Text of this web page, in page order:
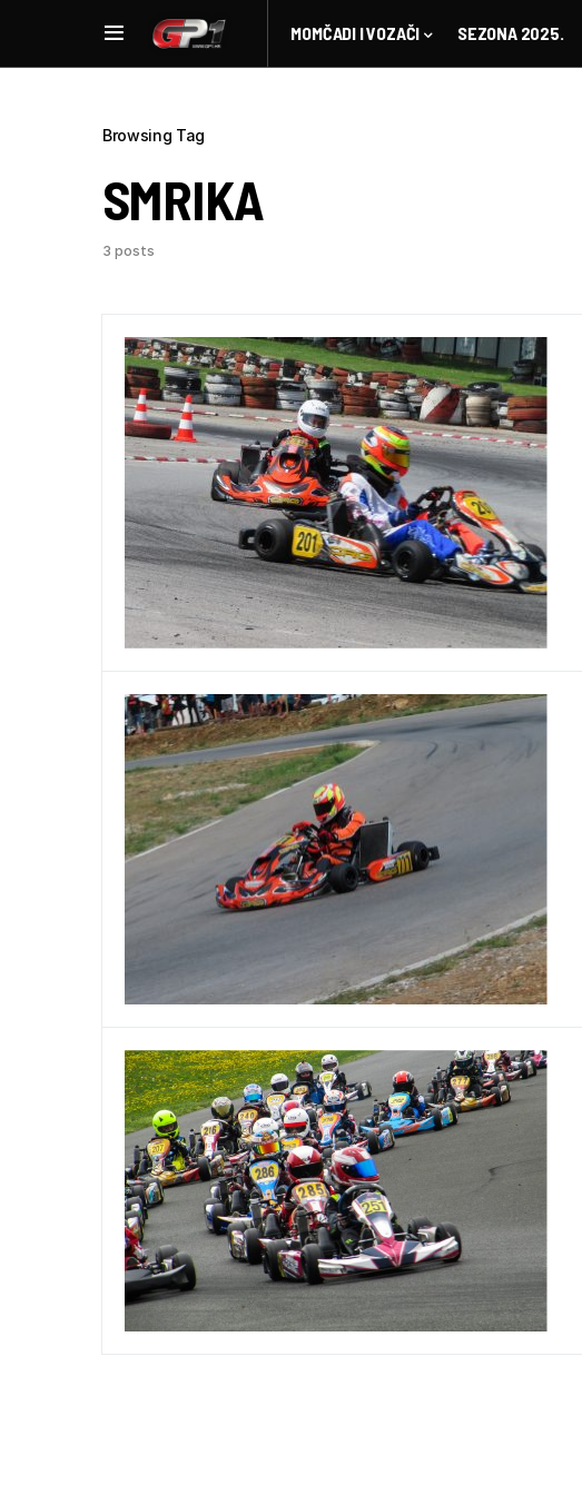
MOMČADI I VOZAČI SEZONA 2025.
Browsing Tag
SMRIKA
3 posts